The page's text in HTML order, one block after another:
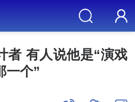
者 有人说他是“演戏
一个”